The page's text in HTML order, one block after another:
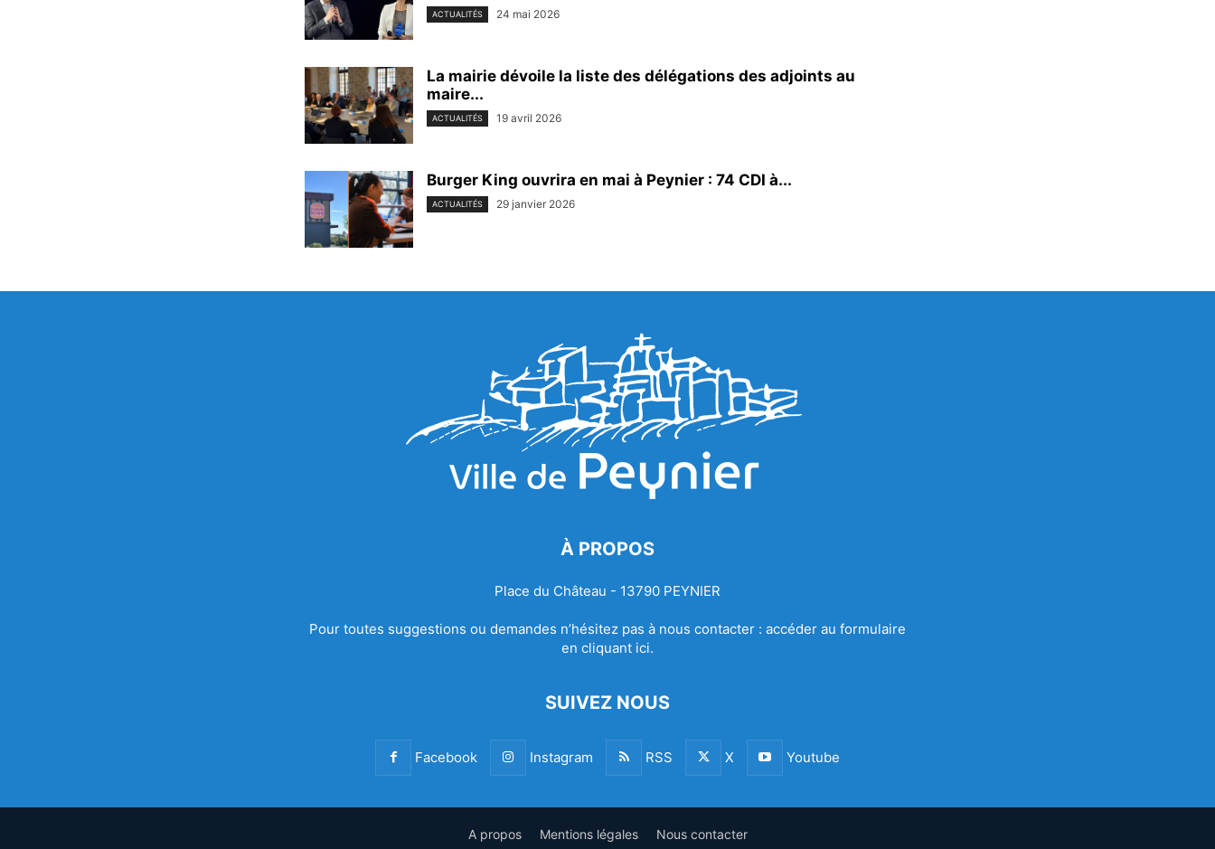
ACTUALITÉS 24 mai 2026
La mairie dévoile la liste des délégations des adjoints au
maire...
ACTUALITÉS 19 avril 2026
Burger King ouvrira en mai à Peynier : 74 CDI à...
ACTUALITÉS 29 janvier 2026
À PROPOS
Place du Château - 13790 PEYNIER
Pour toutes suggestions ou demandes n’hésitez pas à nous contacter : accéder au formulaire
en cliquant ici.
SUIVEZ NOUS
Facebook Instagram RSS X Youtube
A propos Mentions légales Nous contacter